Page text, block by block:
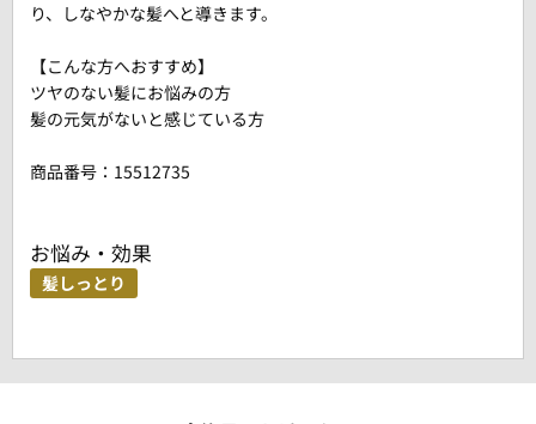
り、しなやかな髪へと導きます。
【こんな方へおすすめ】
ツヤのない髪にお悩みの方
髪の元気がないと感じている方
商品番号： 15512735
お悩み・効果
髪しっとり